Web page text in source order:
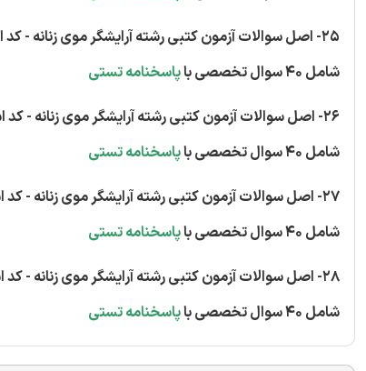
25- اصل سوالات آزمون کتبی رشته آرایشگر موی زنانه - کد استاندارد 70/34/1/1-50
شامل 40 سوال تخصصی با
پاسخنامه تستی
26- اصل سوالات آزمون کتبی رشته آرایشگر موی زنانه - کد استاندارد 70/34/1/1-50
شامل 40 سوال تخصصی با
پاسخنامه تستی
27- اصل سوالات آزمون کتبی رشته آرایشگر موی زنانه - کد استاندارد 70/34/1/1-50
شامل 40 سوال تخصصی با
پاسخنامه تستی
28- اصل سوالات آزمون کتبی رشته آرایشگر موی زنانه - کد استاندارد 70/34/1/1-50
شامل 40 سوال تخصصی با
پاسخنامه تستی